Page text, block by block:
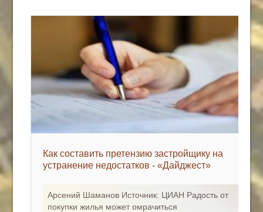
Как составить претензию застройщику на
устранение недостатков - «Дайджест»
Арсений Шаманов Источник: ЦИАН Радость от
покупки жилья может омрачиться